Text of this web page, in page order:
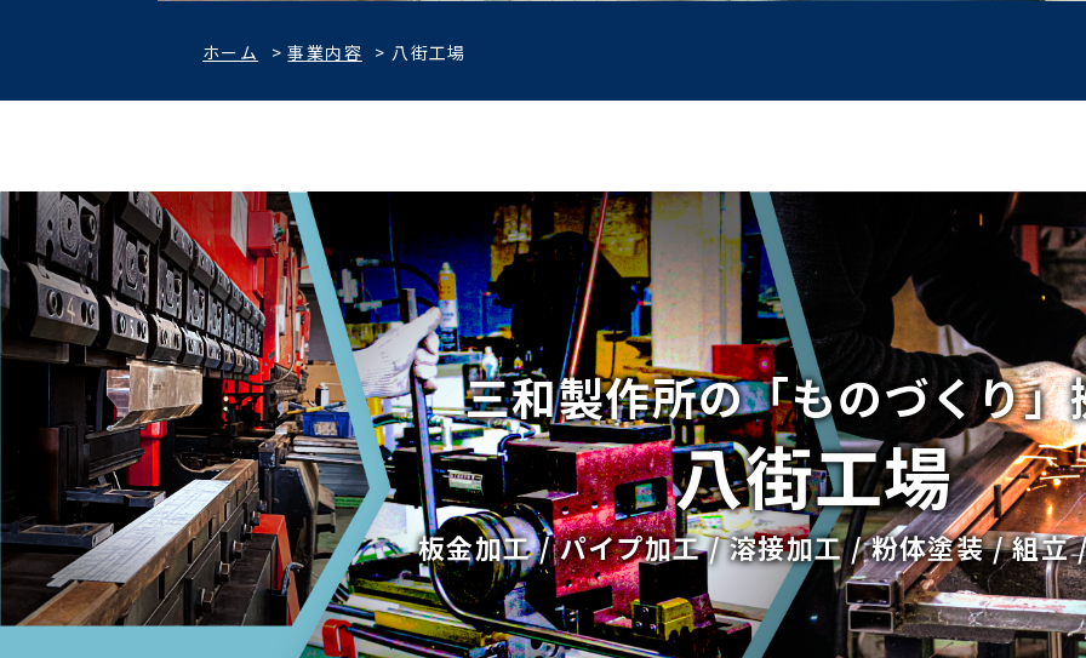
ホーム >事業内容 > 八街工場
三和製作所の「ものづくり」
八街工場
板金加工 / パイプ加工 / 溶接加工 / 粉体塗装 / 組立